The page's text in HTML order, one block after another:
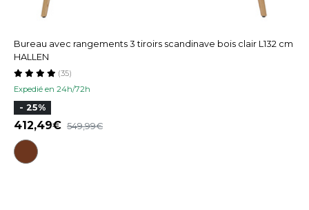
Bureau avec rangements 3 tiroirs scandinave bois clair L132 cm
HALLEN
Expedié en 24h/72h
(35)
- 25%
412,49 549,99